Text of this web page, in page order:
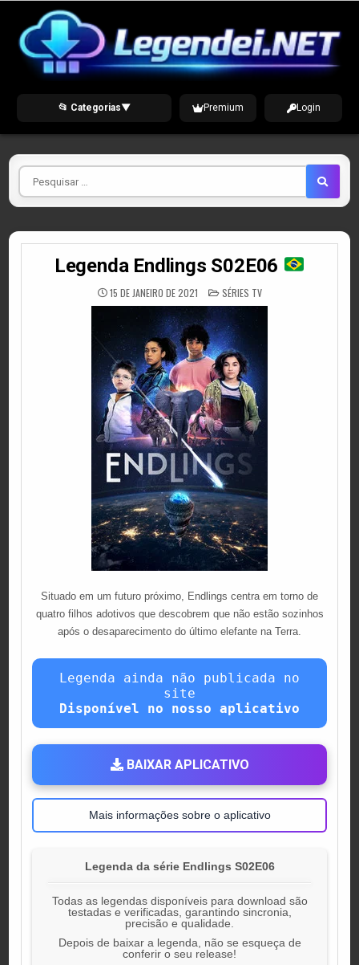
content
📂 Categorias▼ Premium Login
Pesquisar
por
Legenda Endlings S02E06
15 DE JANEIRO DE 2021 POSTED
IN
SÉRIES TV
Situado em um futuro próximo, Endlings centra em torno de
quatro filhos adotivos que descobrem que não estão sozinhos
após o desaparecimento do último elefante na Terra.
Legenda ainda não publicada no
site
Disponível no nosso aplicativo
BAIXAR APLICATIVO
Mais informações sobre o aplicativo
Legenda da série Endlings S02E06
Todas as legendas disponíveis para download são
testadas e verificadas, garantindo sincronia,
precisão e qualidade.
Depois de baixar a legenda, não se esqueça de
conferir o seu release!